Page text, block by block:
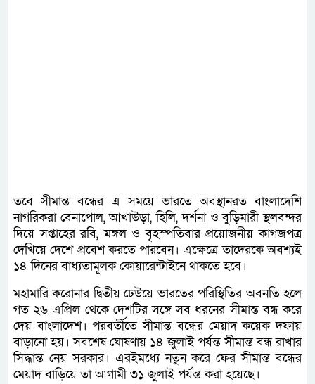
তবে সীমান্ত বন্ধের এ সময়ে ভারতে অবস্থানরত বাংলাদেশি
নাগরিকরা বেনাপোল, আখাউড়া, হিলি, দর্শনা ও বুড়িমারী স্থলবন্দর
দিয়ে সপ্তাহের রবি, মঙ্গল ও বৃহস্পতিবার প্রয়োজনীয় কাগজপত্র
দেখিয়ে দেশে প্রবেশ করতে পারবেন। এক্ষেত্রে তাদেরকে অবশ্যই
১৪ দিনের বাধ্যতামূলক কোয়ারেন্টাইনে থাকতে হবে।
মহামারি করোনার দ্বিতীয় ঢেউয়ে ভারতের পরিস্থিতির অবনতি হলে
গত ২৬ এপ্রিল থেকে দেশটির স‌ঙ্গে সব ধর‌নের সীমান্ত বন্ধ ক‌রে
দেয় বাংলা‌দেশ। পরবর্তীতে সীমান্ত বন্ধের মেয়াদ কয়েক দফায়
বাড়ানো হয়। সবশেষ ঘোষণায় ১৪ জুলাই পর্যন্ত সীমান্ত বন্ধ রাখার
সিদ্ধান্ত নেয় সরকার। এরইমধ্যে নতুন করে ফের সীমান্ত বন্ধের
মেয়াদ বাড়িয়ে তা আগামী ৩১ জুলাই পর্যন্ত করা হয়েছে।